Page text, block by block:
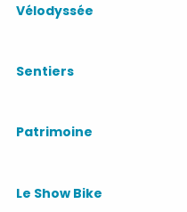
Vélodyssée
Sentiers
Patrimoine
Le Show Bike
pro